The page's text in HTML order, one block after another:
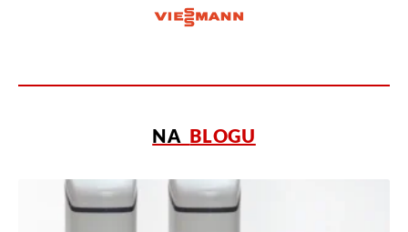
NA BLOGU